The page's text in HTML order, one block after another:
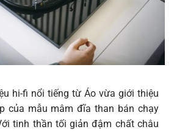
hi-fi nổi tiếng từ Áo vừa giới thiệu
của mẫu mâm đĩa than bán chạy
tinh thần tối giản đậm chất châu